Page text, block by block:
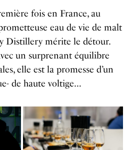
fois en France, au
eau de vie de malt
Distillery mérite le détour.
un surprenant équilibre
elle est la promesse d’un
de haute voltige…